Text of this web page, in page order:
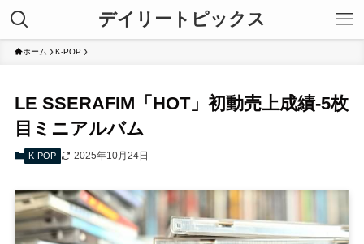
デイリートピックス
ホーム K-POP
LE SSERAFIM「HOT」初動売上成績-5枚
目ミニアルバム
K-POP 2025年10月24日